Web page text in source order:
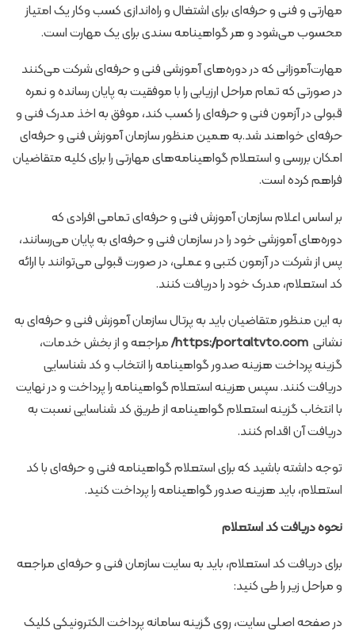
مهارتی و فنی و حرفه‌ای برای اشتغال و راه‌اندازی کسب وکار یک امتیاز
محسوب می‌شود و هر گواهینامه سندی برای یک مهارت است.
مهارت‌آموزانی که در دوره‌های آموزشی فنی و حرفه‌ای شرکت می‌کنند
در صورتی که تمام مراحل ارزیابی را با موفقیت به پایان رسانده و نمره
قبولی در آزمون فنی و حرفه‌ای را کسب کند، موفق به اخذ مدرک فنی و
حرفه‌ای خواهند شد.به همین منظور سازمان آموزش فنی و حرفه‌ای
امکان بررسی و استعلام گواهینامه‌های مهارتی را برای کلیه متقاضیان
فراهم کرده است.
بر اساس اعلام سازمان آموزش فنی و حرفه‌ای تمامی افرادی که
دوره‌های آموزشی خود را در سازمان فنی و حرفه‌ای به پایان می‌رسانند،
پس از شرکت در آزمون کتبی و عملی، در صورت قبولی می‌توانند با ارائه
کد استعلام، مدرک خود را دریافت کنند.
به این منظور متقاضیان باید به پرتال سازمان آموزش فنی و حرفه‌ای به
نشانی https://portaltvto.com/ مراجعه و از بخش خدمات،
گزینه پرداخت هزینه صدور گواهینامه را انتخاب و کد شناسایی
دریافت کنند. سپس هزینه استعلام گواهینامه را پرداخت و در نهایت
با انتخاب گزینه استعلام گواهینامه از طریق کد شناسایی نسبت به
دریافت آن اقدام کنند.
توجه داشته باشید که برای استعلام گواهینامه فنی و حرفه‌ای با کد
استعلام، باید هزینه صدور گواهینامه را پرداخت کنید.
نحوه دریافت کد استعلام
برای دریافت کد استعلام، باید به سایت سازمان فنی و حرفه‌ای مراجعه
و مراحل زیر را طی کنید:
در صفحه اصلی سایت، روی گزینه سامانه پرداخت الکترونیکی کلیک